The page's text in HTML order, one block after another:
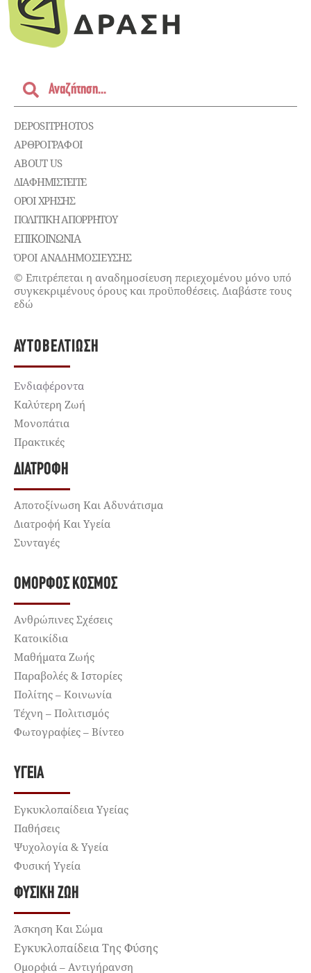
DEPOSITPHOTOS
ΑΡΘΡΟΓΡΑΦΟΙ
ABOUT US
ΔΙΑΦΗΜΙΣΤΕΊΤΕ
ΌΡΟΙ ΧΡΉΣΗΣ
ΠΟΛΙΤΙΚΉ ΑΠΟΡΡΉΤΟΥ
ΕΠΙΚΟΙΝΩΝΊΑ
ΌΡΟΙ ΑΝΑΔΗΜΟΣΙΕΥΣΗΣ
© Επιτρέπεται η αναδημοσίευση περιεχομένου μόνο υπό
συγκεκριμένους όρους και προϋποθέσεις. Διαβάστε τους
εδώ
ΑΥΤΟΒΕΛΤΊΩΣΗ
Ενδιαφέροντα
Καλύτερη Ζωή
Μονοπάτια
Πρακτικές
ΔΙΑΤΡΟΦΉ
Αποτοξίνωση Και Αδυνάτισμα
Διατροφή Και Υγεία
Συνταγές
ΌΜΟΡΦΟΣ ΚΌΣΜΟΣ
Ανθρώπινες Σχέσεις
Κατοικίδια
Μαθήματα Ζωής
Παραβολές & Ιστορίες
Πολίτης – Κοινωνία
Τέχνη – Πολιτισμός
Φωτογραφίες – Βίντεο
ΥΓΕΊΑ
Εγκυκλοπαίδεια Υγείας
Παθήσεις
Ψυχολογία & Υγεία
Φυσική Υγεία
ΦΥΣΙΚΉ ΖΩΉ
Άσκηση Και Σώμα
Εγκυκλοπαίδεια Της Φύσης
Ομορφιά – Αντιγήρανση